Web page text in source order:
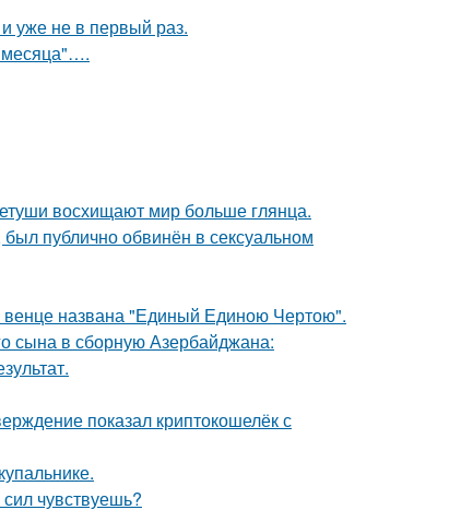
уже не в первый раз.
месяца"….
восхищают мир больше глянца.
публично обвинён в сексуальном
венце названа "Единый Единою Чертою".
сына в сборную Азербайджана:
показал криптокошелёк с
чувствуешь?